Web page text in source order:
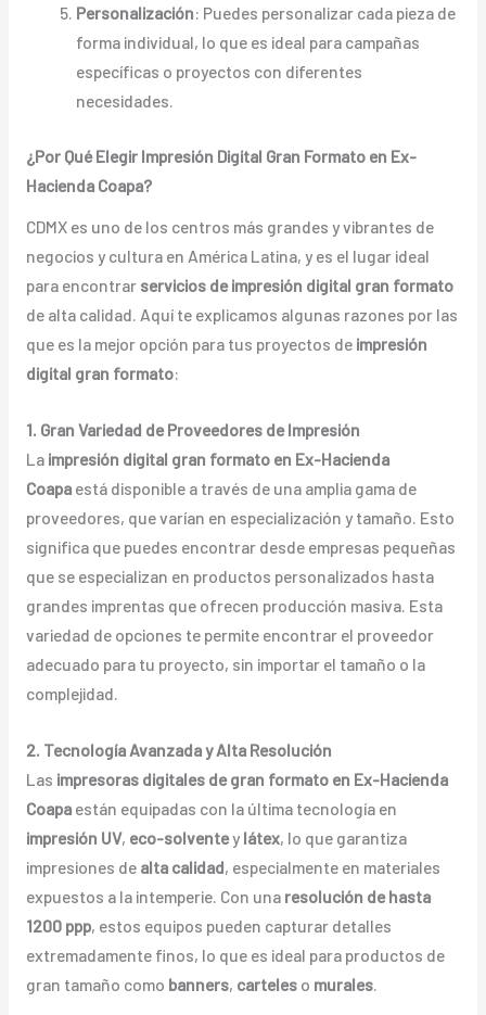
Personalización: Puedes personalizar cada pieza de
forma individual, lo que es ideal para campañas
específicas o proyectos con diferentes
necesidades.
¿Por Qué Elegir Impresión Digital Gran Formato en Ex-
Hacienda Coapa?
CDMX es uno de los centros más grandes y vibrantes de
negocios y cultura en América Latina, y es el lugar ideal
para encontrar servicios de impresión digital gran formato
de alta calidad. Aquí te explicamos algunas razones por las
que es la mejor opción para tus proyectos de impresión
digital gran formato:
1. Gran Variedad de Proveedores de Impresión
La impresión digital gran formato en Ex-Hacienda
Coapaestá disponible a través de una amplia gama de
proveedores, que varían en especialización y tamaño. Esto
significa que puedes encontrar desde empresas pequeñas
que se especializan en productos personalizados hasta
grandes imprentas que ofrecen producción masiva. Esta
variedad de opciones te permite encontrar el proveedor
adecuado para tu proyecto, sin importar el tamaño o la
complejidad.
2. Tecnología Avanzada y Alta Resolución
Las impresoras digitales de gran formato en Ex-Hacienda
Coapa están equipadas con la última tecnología en
impresión UV, eco-solventey látex, lo que garantiza
impresiones de alta calidad, especialmente en materiales
expuestos a la intemperie. Con una resolución de hasta
1200 ppp, estos equipos pueden capturar detalles
extremadamente finos, lo que es ideal para productos de
gran tamaño como banners, carteleso murales.